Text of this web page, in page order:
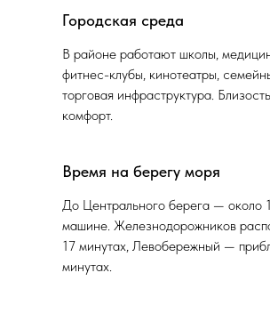
Городская среда
В районе работают школы,
фитнес-клубы, кинотеатры,
торговая инфраструктура.
комфорт.
Время на берегу моря
До Центрального берега — около
машине. Железнодорожников
17 минутах, Левобережный —
минутах.